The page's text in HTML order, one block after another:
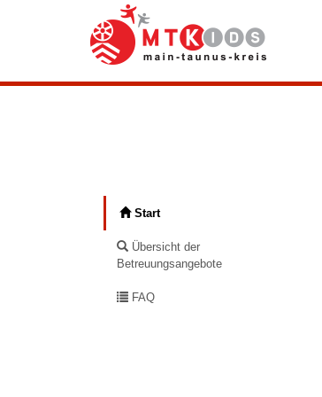
Start
Übersicht der
Betreuungsangebote
FAQ